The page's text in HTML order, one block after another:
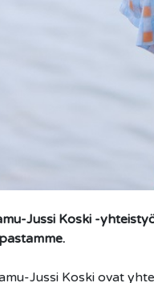
Jussi Koski -
Jussi Koski ovat